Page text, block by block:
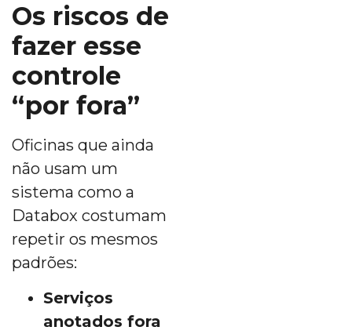
Os riscos de
fazer esse
controle
“por fora”
Oficinas que ainda
não usam um
sistema como a
Databox costumam
repetir os mesmos
padrões:
Serviços
anotados fora